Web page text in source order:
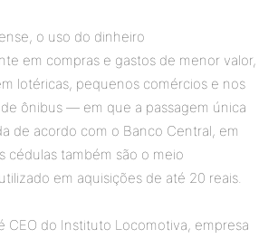
o uso do dinheiro
em compras e gastos de menor valor,
lotéricas, pequenos comércios e nos
ônibus — em que a passagem única
de acordo com o Banco Central, em
cédulas também são o meio
em aquisições de até 20 reais.
CEO do Instituto Locomotiva, empresa